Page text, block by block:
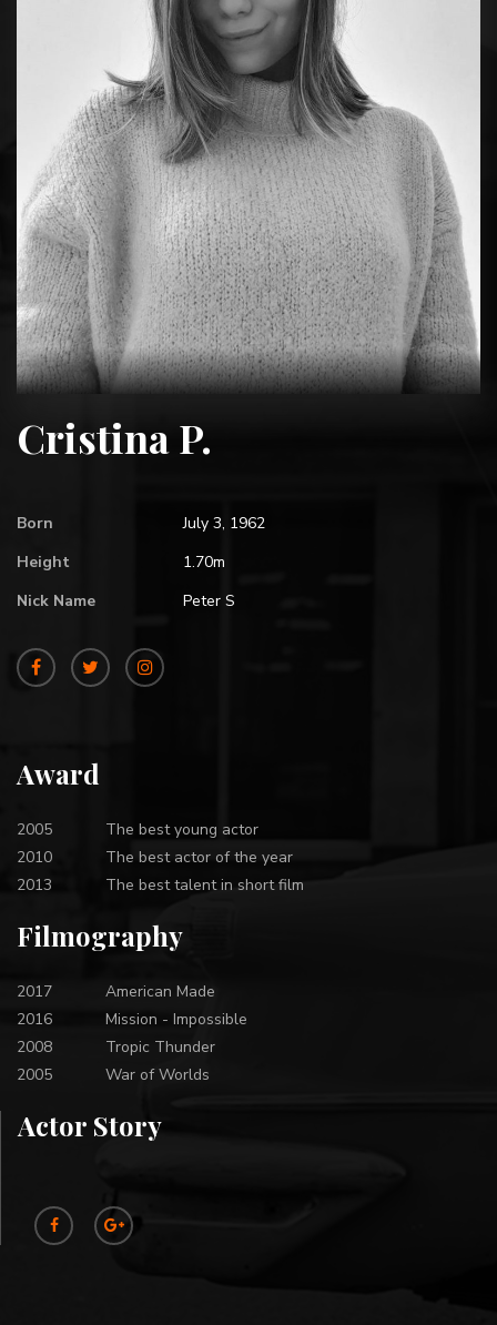
Cristina P.
Born
July 3, 1962
Height
1.70m
Nick Name
Peter S
Award
2005
The best young actor
2010
The best actor of the year
2013
The best talent in short film
Filmography
2017
American Made
2016
Mission - Impossible
2008
Tropic Thunder
2005
War of Worlds
Actor Story